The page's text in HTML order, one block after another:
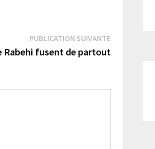
PUBLICATION SUIVANTEPublication
suivante :
Rabehi fusent de partout